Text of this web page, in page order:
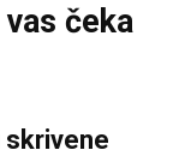
čeka
skrivene